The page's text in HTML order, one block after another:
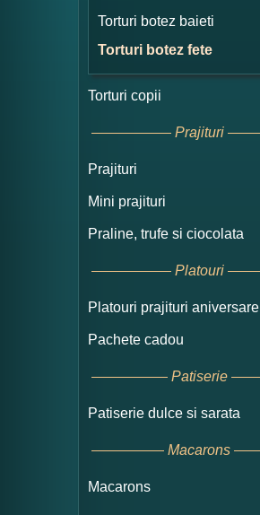
Torturi botez baieti
Torturi botez fete
Torturi copii
Prajituri
Prajituri
Mini prajituri
Praline, trufe si ciocolata
Platouri
Platouri prajituri aniversare
Pachete cadou
Patiserie
Patiserie dulce si sarata
Macarons
Macarons